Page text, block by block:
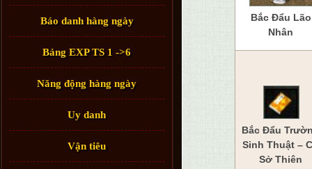
Báo danh hàng ngày
Bảng EXP TS 1 ->6
Năng động hàng ngày
Uy danh
Vận tiêu
Bắc Đẩu Lão
Nhân
Bắc Đẩu
Sinh Thuật –
Sở Thiên